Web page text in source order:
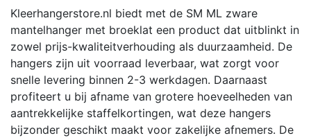
Kleerhangerstore.nl biedt met de SM ML zware
mantelhanger met broeklat een product dat uitblinkt in
zowel prijs-kwaliteitverhouding als duurzaamheid. De
hangers zijn uit voorraad leverbaar, wat zorgt voor
snelle levering binnen 2-3 werkdagen. Daarnaast
profiteert u bij afname van grotere hoeveelheden van
aantrekkelijke staffelkortingen, wat deze hangers
bijzonder geschikt maakt voor zakelijke afnemers. De